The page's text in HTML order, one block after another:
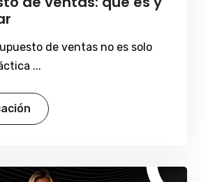
de ventas no es solo
...